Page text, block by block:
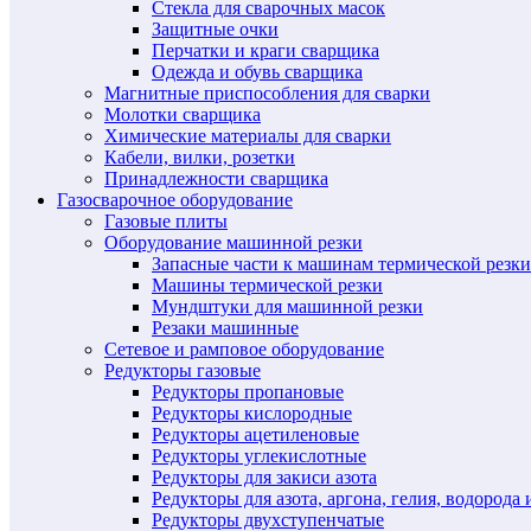
Стекла для сварочных масок
Защитные очки
Перчатки и краги сварщика
Одежда и обувь сварщика
Магнитные приспособления для сварки
Молотки сварщика
Химические материалы для сварки
Кабели, вилки, розетки
Принадлежности сварщика
Газосварочное оборудование
Газовые плиты
Оборудование машинной резки
Запасные части к машинам термической резки
Машины термической резки
Мундштуки для машинной резки
Резаки машинные
Сетевое и рамповое оборудование
Редукторы газовые
Редукторы пропановые
Редукторы кислородные
Редукторы ацетиленовые
Редукторы углекислотные
Редукторы для закиси азота
Редукторы для азота, аргона, гелия, водорода
Редукторы двухступенчатые